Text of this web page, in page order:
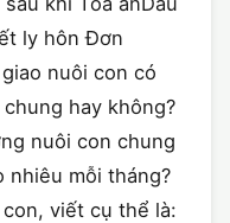
ly hôn Đơn
nuôi con có
hay không?
nuôi con chung
nhiêu mỗi tháng?
viết cụ thể là: